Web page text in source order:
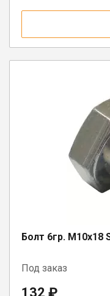
Болт 6гр. М10х18
Под заказ
132 ₽